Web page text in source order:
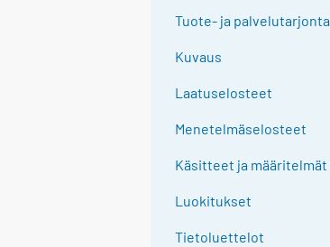
Tuote- ja palvelutarjonta
Kuvaus
Laatuselosteet
Menetelmäselosteet
Käsitteet ja määritelmät
Luokitukset
Tietoluettelot